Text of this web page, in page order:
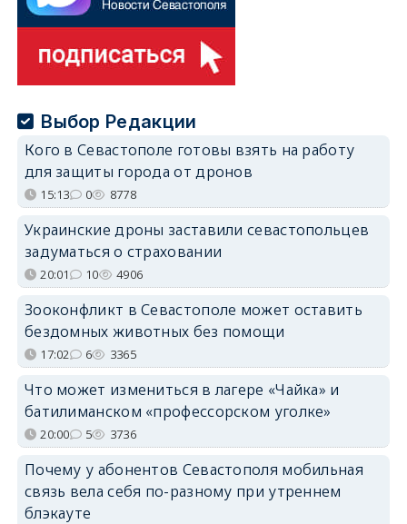
Выбор Редакции
Кого в Севастополе готовы взять на работу
для защиты города от дронов
15:13 0 8778
Украинские дроны заставили севастопольцев
задуматься о страховании
20:01 10 4906
Зооконфликт в Севастополе может оставить
бездомных животных без помощи
17:02 6 3365
Что может измениться в лагере «Чайка» и
батилиманском «профессорском уголке»
20:00 5 3736
Почему у абонентов Севастополя мобильная
связь вела себя по-разному при утреннем
блэкауте